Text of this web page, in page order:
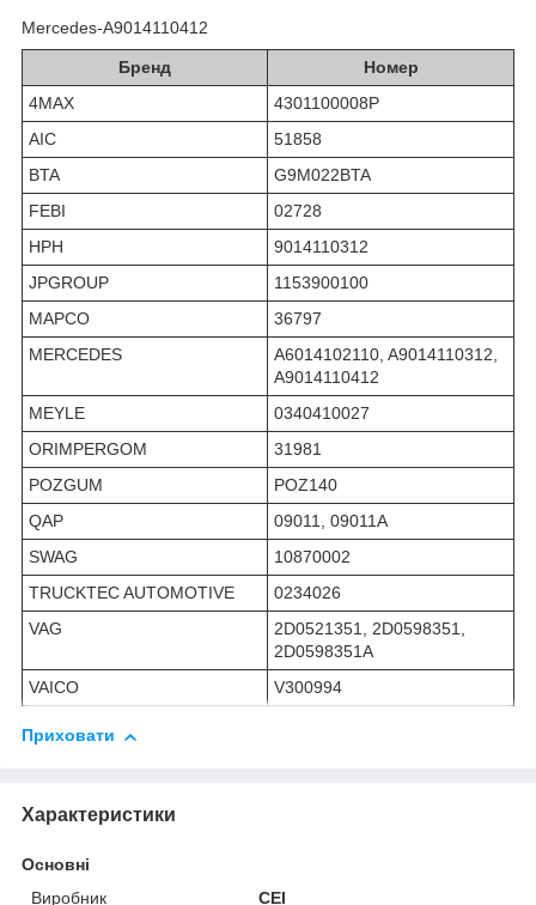
Mercedes-A9014110412
Бренд
Номер
4MAX
4301100008P
AIC
51858
BTA
G9M022BTA
FEBI
02728
HPH
9014110312
JPGROUP
1153900100
MAPCO
36797
MERCEDES
A6014102110, A9014110312,
A9014110412
MEYLE
0340410027
ORIMPERGOM
31981
POZGUM
POZ140
QAP
09011, 09011A
SWAG
10870002
TRUCKTEC AUTOMOTIVE
0234026
VAG
2D0521351, 2D0598351,
2D0598351A
VAICO
V300994
Приховати
Характеристики
Основні
Виробник
CEI